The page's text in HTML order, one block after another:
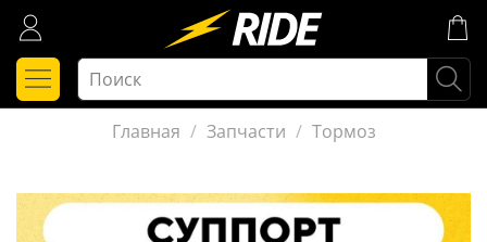
Главная Запчасти Тормоз